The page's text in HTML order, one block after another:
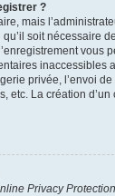
?
mais
soit nécessaire
vous
inaccessibles
privée, l’envoi
etc. La création
Privacy